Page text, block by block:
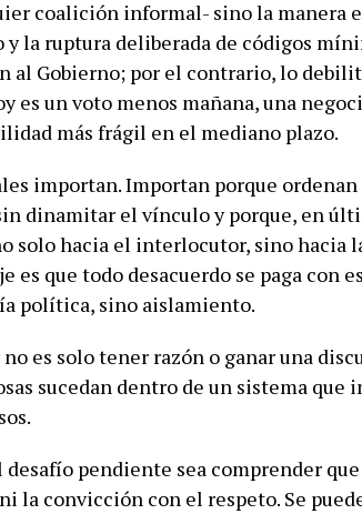
coalición informal- sino la manera
y la ruptura deliberada de códigos
al Gobierno; por el contrario, lo
es un voto menos mañana, una
más frágil en el mediano plazo.
importan. Importan porque
dinamitar el vínculo y porque, en
solo hacia el interlocutor, sino hacia
es que todo desacuerdo se paga con
política, sino aislamiento.
no es solo tener razón o ganar una
sucedan dentro de un sistema que
desafío pendiente sea comprender
la convicción con el respeto. Se